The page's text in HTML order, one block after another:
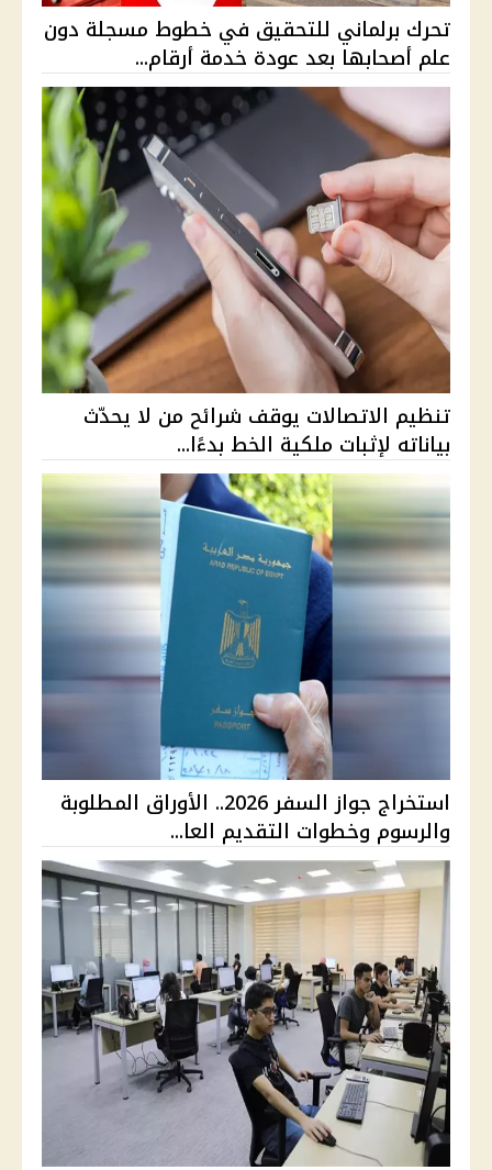
تحرك برلماني للتحقيق في خطوط مسجلة دون
علم أصحابها بعد عودة خدمة أرقام...
تنظيم الاتصالات يوقف شرائح من لا يحدّث
بياناته لإثبات ملكية الخط بدءًا...
استخراج جواز السفر 2026.. الأوراق المطلوبة
والرسوم وخطوات التقديم العا...